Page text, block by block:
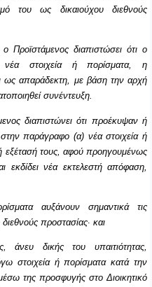
του ως δικαιούχου διεθνούς
διαπιστώσει ότι ο
νέα στοιχεία ή πορίσματα, η
ως απαράδεκτη, με βάση την αρχή
συνέντευξη.
διαπιστώνει ότι προέκυψαν ή
παράγραφο (α) νέα στοιχεία ή
εξέτασή τους, αφού προηγουμένως
εκδίδει νέα εκτελεστή απόφαση,
αυξάνουν σημαντικά τις
προστασίας∙ και
άνευ δικής του υπαιτιότητας,
στοιχεία ή πορίσματα κατά την
μέσω της προσφυγής στο Διοικητικό